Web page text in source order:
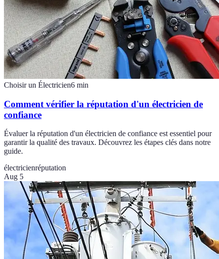
Choisir un Électricien6 min
Comment vérifier la réputation d'un électricien de
confiance
Évaluer la réputation d'un électricien de confiance est essentiel pour
garantir la qualité des travaux. Découvrez les étapes clés dans notre
guide.
électricienréputation
Aug 5